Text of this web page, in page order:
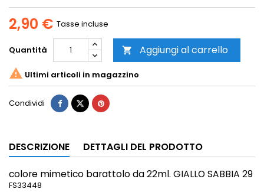
2,90 € Tasse incluse
Quantità  Aggiungi al carrello
 Ultimi articoli in magazzino
Condividi
DESCRIZIONE DETTAGLI DEL PRODOTTO
colore mimetico barattolo da 22ml. GIALLO SABBIA 29
FS33448